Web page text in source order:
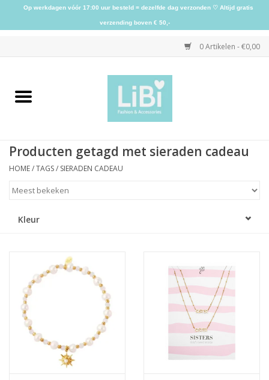
0 Artikelen - €0,00
Home
Schoenen
Accessoires
Home deco
SALE
Herensokken
Producten getagd met sieraden cadeau
HOME/TAGS/ SIERADEN CADEAU
Kleur
Op werkdagen vóór 17:00 uur besteld = dezelfde dag verzonden ♡ Altijd gratis
verzending boven € 50,-